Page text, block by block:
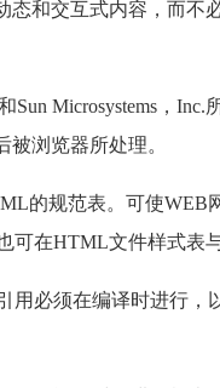
和交互式内容，而不
和Sun Microsystems，
浏览器所处理。
的规范表。可使
可在HTML文件样式表
用必须在编译时进行，